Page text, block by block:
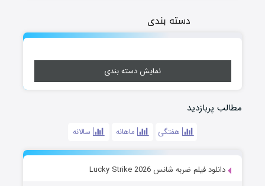
دسته بندی
نمایش دسته بندی
مطالب پربازدید
هفتگی ماهانه سالانه
دانلود فیلم ضربه شانس Lucky Strike 2026